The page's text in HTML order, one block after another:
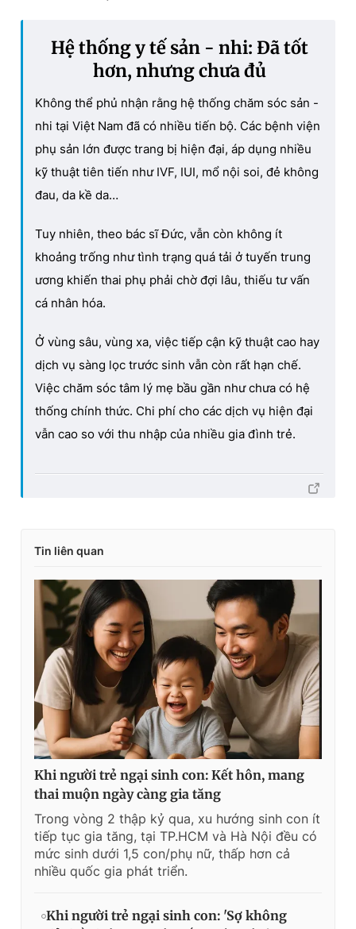
Hệ thống y tế sản - nhi: Đã tốt
hơn, nhưng chưa đủ
Không thể phủ nhận rằng hệ thống chăm sóc sản -
nhi tại Việt Nam đã có nhiều tiến bộ. Các bệnh viện
phụ sản lớn được trang bị hiện đại, áp dụng nhiều
kỹ thuật tiên tiến như IVF, IUI, mổ nội soi, đẻ không
đau, da kề da…
Tuy nhiên, theo bác sĩ Đức, vẫn còn không ít
khoảng trống như tình trạng quá tải ở tuyến trung
ương khiến thai phụ phải chờ đợi lâu, thiếu tư vấn
cá nhân hóa.
Ở vùng sâu, vùng xa, việc tiếp cận kỹ thuật cao hay
dịch vụ sàng lọc trước sinh vẫn còn rất hạn chế.
Việc chăm sóc tâm lý mẹ bầu gần như chưa có hệ
thống chính thức. Chi phí cho các dịch vụ hiện đại
vẫn cao so với thu nhập của nhiều gia đình trẻ.
Tin liên quan
Khi người trẻ ngại sinh con: Kết hôn, mang
thai muộn ngày càng gia tăng
Trong vòng 2 thập kỷ qua, xu hướng sinh con ít
tiếp tục gia tăng, tại TP.HCM và Hà Nội đều có
mức sinh dưới 1,5 con/phụ nữ, thấp hơn cả
nhiều quốc gia phát triển.
Khi người trẻ ngại sinh con: 'Sợ không